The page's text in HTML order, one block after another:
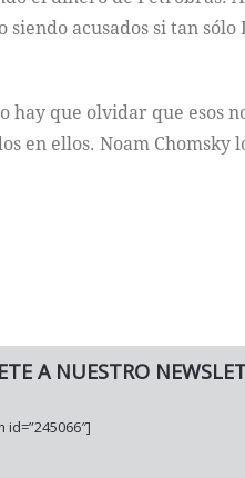
acusados si tan
hay que olvidar que esos
en ellos. Noam Chomsky
A NUESTRO